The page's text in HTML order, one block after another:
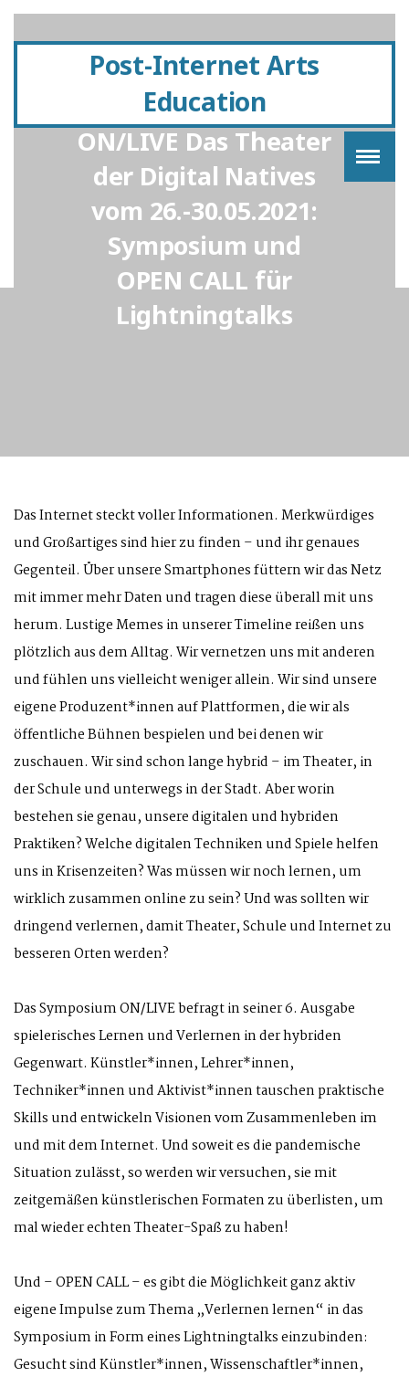
Post-Internet Arts
Education
ON/LIVE Das Theater
der Digital Natives
vom 26.-30.05.2021:
Symposium und
OPEN CALL für
Lightningtalks
Das Internet steckt voller Informationen. Merkwürdiges
und Großartiges sind hier zu finden – und ihr genaues
Gegenteil. Über unsere Smartphones füttern wir das Netz
mit immer mehr Daten und tragen diese überall mit uns
herum. Lustige Memes in unserer Timeline reißen uns
plötzlich aus dem Alltag. Wir vernetzen uns mit anderen
und fühlen uns vielleicht weniger allein. Wir sind unsere
eigene Produzent*innen auf Plattformen, die wir als
öffentliche Bühnen bespielen und bei denen wir
zuschauen. Wir sind schon lange hybrid – im Theater, in
der Schule und unterwegs in der Stadt. Aber worin
bestehen sie genau, unsere digitalen und hybriden
Praktiken? Welche digitalen Techniken und Spiele helfen
uns in Krisenzeiten? Was müssen wir noch lernen, um
wirklich zusammen online zu sein? Und was sollten wir
dringend verlernen, damit Theater, Schule und Internet zu
besseren Orten werden?
Das Symposium ON/LIVE befragt in seiner 6. Ausgabe
spielerisches Lernen und Verlernen in der hybriden
Gegenwart. Künstler*innen, Lehrer*innen,
Techniker*innen und Aktivist*innen tauschen praktische
Skills und entwickeln Visionen vom Zusammenleben im
und mit dem Internet. Und soweit es die pandemische
Situation zulässt, so werden wir versuchen, sie mit
zeitgemäßen künstlerischen Formaten zu überlisten, um
mal wieder echten Theater-Spaß zu haben!
Und – OPEN CALL – es gibt die Möglichkeit ganz aktiv
eigene Impulse zum Thema „Verlernen lernen“ in das
Symposium in Form eines Lightningtalks einzubinden:
Gesucht sind Künstler*innen, Wissenschaftler*innen,